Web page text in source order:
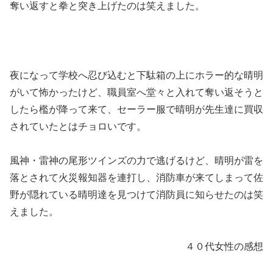
奪い返すと拳と突き上げたのは笑えました。
夜になって学校へ忍び込むと下駄箱の上にホラー的な晴明
がいて怖かったけど、職員室へ堂々と入れて奪い返そうと
したら檻が降って来て、セーラー服で晴明が先生達に買収
されていたとはチョロいです。
風神・雷神の尾形ツインズの力で逃げるけど、晴明が雷を
落とされて火災報知器を連打し、消防車が来てしまって佐
野が隠れている晴明達を見つけて消防員に知らせたのは笑
えました。
４０代女性の感想